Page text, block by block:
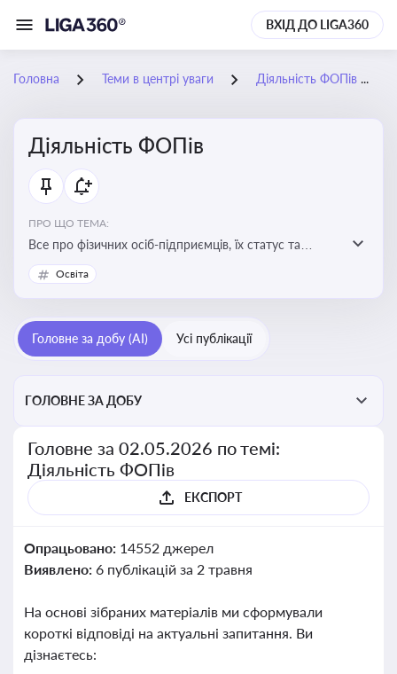
ВХІД ДО LIGA360
Головна Теми в центрі уваги Діяльність ФОПів
Діяльність ФОПів
ПРО ЩО ТЕМА:
Все про фізичних осіб-підприємців, їх статус та
діяльність. Зміни в законодавстві, що стосуються
роботи ФОПів
Освіта
Головне за добу (AI) Усі публікації
ГОЛОВНЕ ЗА ДОБУ
Головне за 02.05.2026 по темі:
Діяльність ФОПів
ЕКСПОРТ
Опрацьовано: 14552 джерел
Виявлено: 6 публікацій за 2 травня
На основі зібраних матеріалів ми сформували
короткі відповіді на актуальні запитання. Ви
дізнаєтесь: